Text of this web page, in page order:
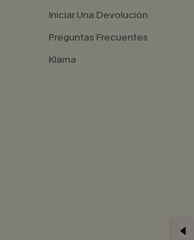
Iniciar Una Devolución
Preguntas Frecuentes
Klarna